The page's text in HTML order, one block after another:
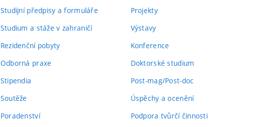
Studijní předpisy a formuláře
Studium a stáže v zahraničí
Rezidenční pobyty
Odborná praxe
Stipendia
Soutěže
Poradenství
Projekty
Výstavy
Konference
Doktorské studium
Post-mag/Post-doc
Úspěchy a ocenění
Podpora tvůrčí činnosti